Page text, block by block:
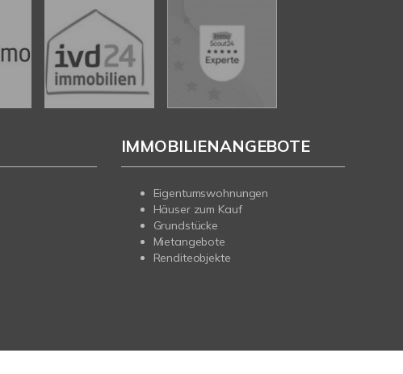
IMMOBILIENANGEBOTE
Eigentumswohnungen
Häuser zum Kauf
Grundstücke
Mietangebote
Renditeobjekte